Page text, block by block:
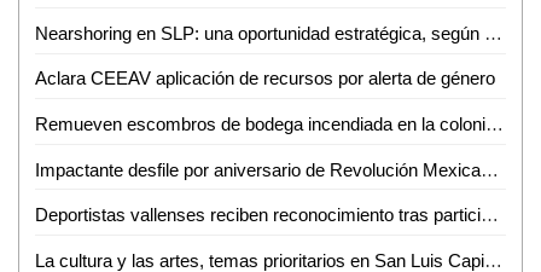
Nearshoring en SLP: una oportunidad estratégica, según Fernando Díaz
Aclara CEEAV aplicación de recursos por alerta de género
Remueven escombros de bodega incendiada en la colonia Cuahutemoc
Impactante desfile por aniversario de Revolución Mexicana en Ciudad Valles: URSEHN
Deportistas vallenses reciben reconocimiento tras participación en CONADE 2023
La cultura y las artes, temas prioritarios en San Luis Capital: inició el Festival Internacional Letras en San Luis 2023